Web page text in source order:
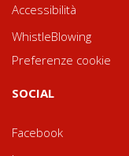
Accessibilità
WhistleBlowing
Preferenze cookie
SOCIAL
Facebook